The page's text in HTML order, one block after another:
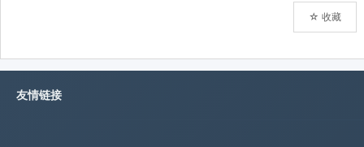
☆ 收藏
友情链接